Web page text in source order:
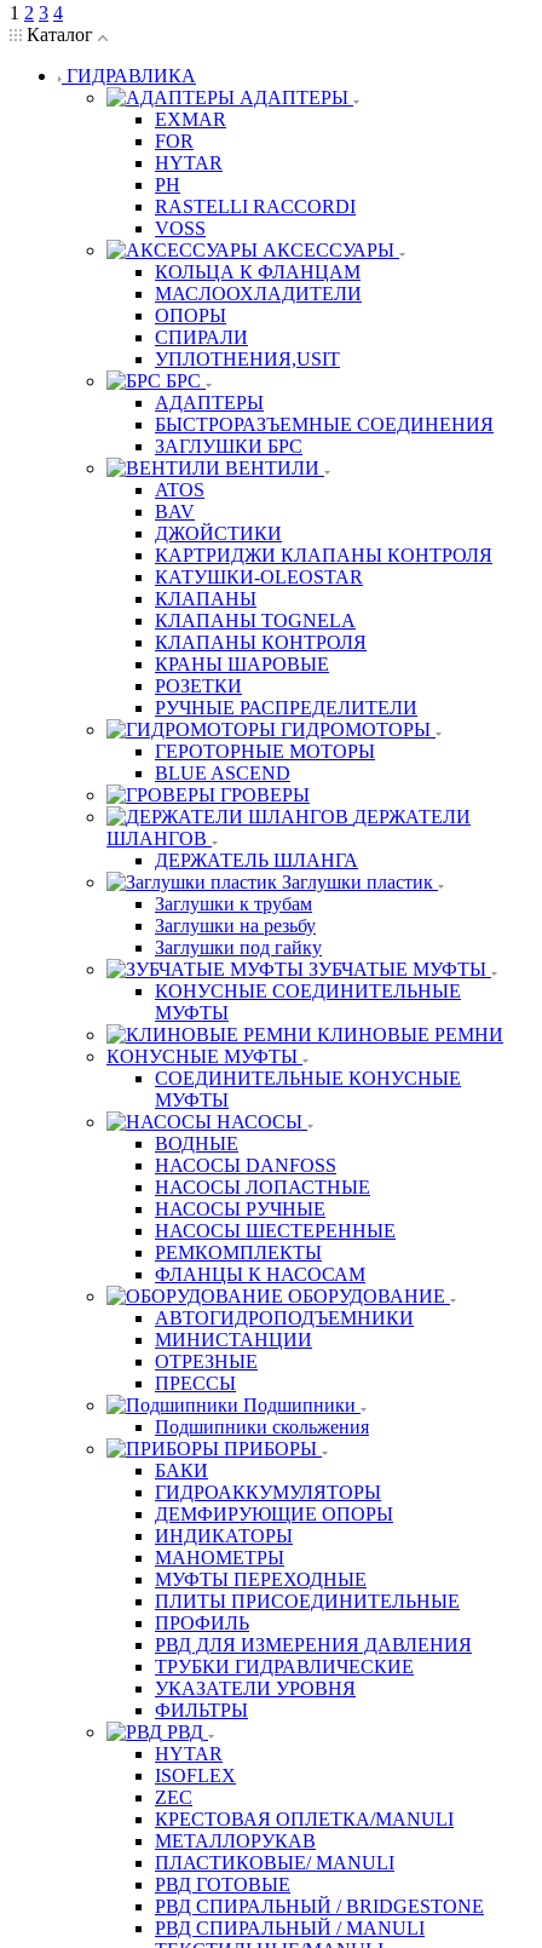
1 2 3 4
Каталог
ГИДРАВЛИКА
АДАПТЕРЫ
EXMAR
FOR
HYTAR
PH
RASTELLI RACCORDI
VOSS
АКСЕССУАРЫ
КОЛЬЦА К ФЛАНЦАМ
МАСЛООХЛАДИТЕЛИ
ОПОРЫ
СПИРАЛИ
УПЛОТНЕНИЯ,USIT
БРС
АДАПТЕРЫ
БЫСТРОРАЗЪЕМНЫЕ СОЕДИНЕНИЯ
ЗАГЛУШКИ БРС
ВЕНТИЛИ
ATOS
BAV
ДЖОЙСТИКИ
КАРТРИДЖИ КЛАПАНЫ КОНТРОЛЯ
КАТУШКИ-OLEOSTAR
КЛАПАНЫ
КЛАПАНЫ TOGNELA
КЛАПАНЫ КОНТРОЛЯ
КРАНЫ ШАРОВЫЕ
РОЗЕТКИ
РУЧНЫЕ РАСПРЕДЕЛИТЕЛИ
ГИДРОМОТОРЫ
ГЕРОТОРНЫЕ МОТОРЫ
BLUE ASCEND
ГРОВЕРЫ
ДЕРЖАТЕЛИ
ШЛАНГОВ
ДЕРЖАТЕЛЬ ШЛАНГА
Заглушки пластик
Заглушки к трубам
Заглушки на резьбу
Заглушки под гайку
ЗУБЧАТЫЕ МУФТЫ
КОНУСНЫЕ СОЕДИНИТЕЛЬНЫЕ
МУФТЫ
КЛИНОВЫЕ РЕМНИ
КОНУСНЫЕ МУФТЫ
СОЕДИНИТЕЛЬНЫЕ КОНУСНЫЕ
МУФТЫ
НАСОСЫ
ВОДНЫЕ
НАСОСЫ DANFOSS
НАСОСЫ ЛОПАСТНЫЕ
НАСОСЫ РУЧНЫЕ
НАСОСЫ ШЕСТЕРЕННЫЕ
РЕМКОМПЛЕКТЫ
ФЛАНЦЫ К НАСОСАМ
ОБОРУДОВАНИЕ
АВТОГИДРОПОДЪЕМНИКИ
МИНИСТАНЦИИ
ОТРЕЗНЫЕ
ПРЕССЫ
Подшипники
Подшипники скольжения
ПРИБОРЫ
БАКИ
ГИДРОАККУМУЛЯТОРЫ
ДЕМФИРУЮЩИЕ ОПОРЫ
ИНДИКАТОРЫ
МАНОМЕТРЫ
МУФТЫ ПЕРЕХОДНЫЕ
ПЛИТЫ ПРИСОЕДИНИТЕЛЬНЫЕ
ПРОФИЛЬ
РВД ДЛЯ ИЗМЕРЕНИЯ ДАВЛЕНИЯ
ТРУБКИ ГИДРАВЛИЧЕСКИЕ
УКАЗАТЕЛИ УРОВНЯ
ФИЛЬТРЫ
РВД
HYTAR
ISOFLEX
ZEC
КРЕСТОВАЯ ОПЛЕТКА/MANULI
МЕТАЛЛОРУКАВ
ПЛАСТИКОВЫЕ/ MANULI
РВД ГОТОВЫЕ
РВД СПИРАЛЬНЫЙ / BRIDGESTONE
РВД СПИРАЛЬНЫЙ / MANULI